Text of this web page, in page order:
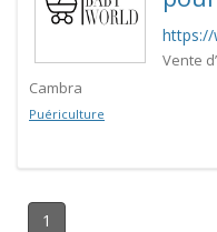
https://
Vente
Cambra
Puériculture
1